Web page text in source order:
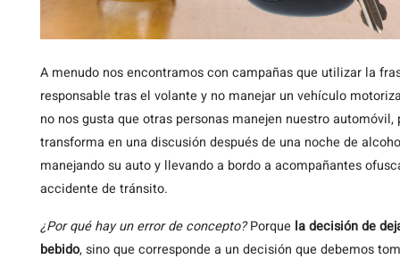
A menudo nos encontramos con campañas que utilizar la
responsable tras el volante y no manejar un vehículo
no nos gusta que otras personas manejen nuestro
transforma en una discusión después de una noche de
manejando su auto y llevando a bordo a acompañantes
accidente de tránsito.
¿Por qué hay un error de concepto?Porque la decisión de
bebido, sino que corresponde a un decisión que debemos